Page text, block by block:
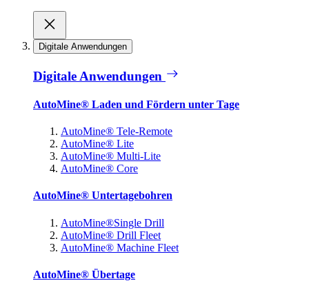
Digitale Anwendungen
Digitale Anwendungen
AutoMine® Laden und Fördern unter Tage
AutoMine® Tele-Remote
AutoMine® Lite
AutoMine® Multi-Lite
AutoMine® Core
AutoMine® Untertagebohren
AutoMine®Single Drill
AutoMine® Drill Fleet
AutoMine® Machine Fleet
AutoMine® Übertage